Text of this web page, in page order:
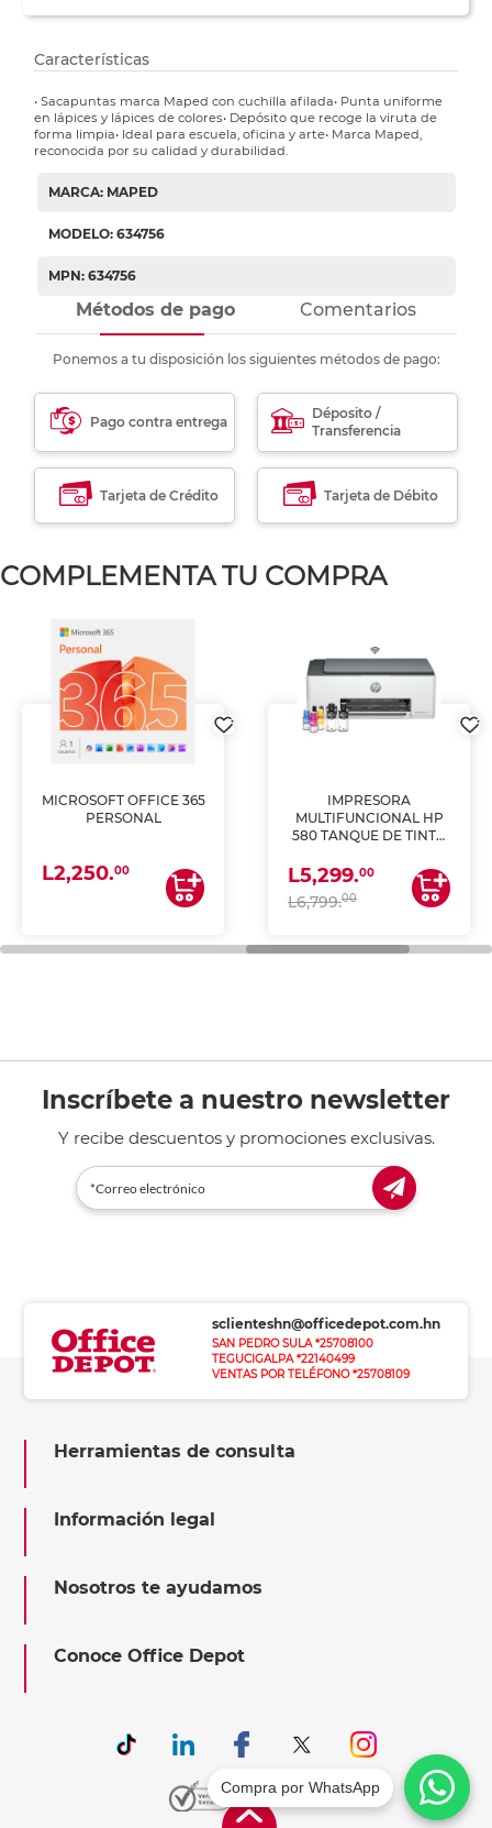
Características
• Sacapuntas marca Maped con cuchilla afilada• Punta uniforme
en lápices y lápices de colores• Depósito que recoge la viruta de
forma limpia• Ideal para escuela, oficina y arte• Marca Maped,
reconocida por su calidad y durabilidad.
MARCA: MAPED
MODELO: 634756
MPN: 634756
Métodos de pago Comentarios
Ponemos a tu disposición los siguientes métodos de pago:
Pago contra entrega
Déposito /
Transferencia
Tarjeta de Crédito Tarjeta de Débito
COMPLEMENTA TU COMPRA
MICROSOFT OFFICE 365
PERSONAL
L2,250.00
IMPRESORA
MULTIFUNCIONAL HP
580 TANQUE DE TINTA
ESCANEA)
L5,299.00
L6,799.00
Inscríbete a nuestro newsletter
Y recibe descuentos y promociones exclusivas.
sclienteshn@officedepot.com.hn
SAN PEDRO SULA *25708100
TEGUCIGALPA *22140499
VENTAS POR TELÉFONO *25708109
Herramientas de consulta
Información legal
Nosotros te ayudamos
Conoce Office Depot
Compra por WhatsApp